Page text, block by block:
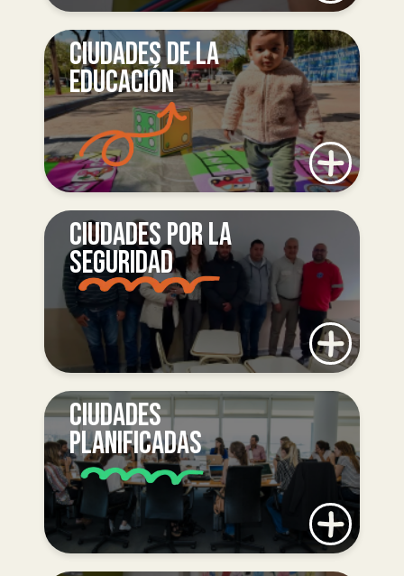
CIUDADES DE LA
EDUCACIÓN
CIUDADES POR LA
SEGURIDAD
CIUDADES
PLANIFICADAS